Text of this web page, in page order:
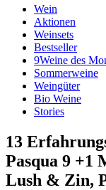
Wein
Aktionen
Weinsets
Bestseller
9Weine des
Sommerweine
Weingüter
Bio Weine
Stories
13
Pasqua 9 +1
Lush & Zin,